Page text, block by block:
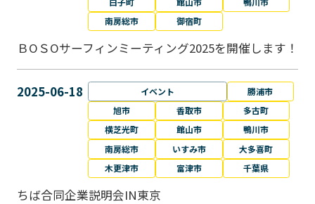
南房総市
御宿町
ＢОＳОサーフィンミーティング2025を開催します！
2025-06-18 イベント
勝浦市
旭市
香取市
多古町
横芝光町
館山市
鴨川市
南房総市
いすみ市
大多喜町
木更津市
富津市 千葉県
ちば合同企業説明会IN東京